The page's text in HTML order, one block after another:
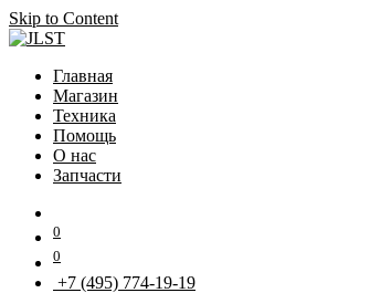
Skip to Content
Главная
Магазин
Техника
Помощь
О нас
Запчасти
0
0
+7 (495) 774-19-19